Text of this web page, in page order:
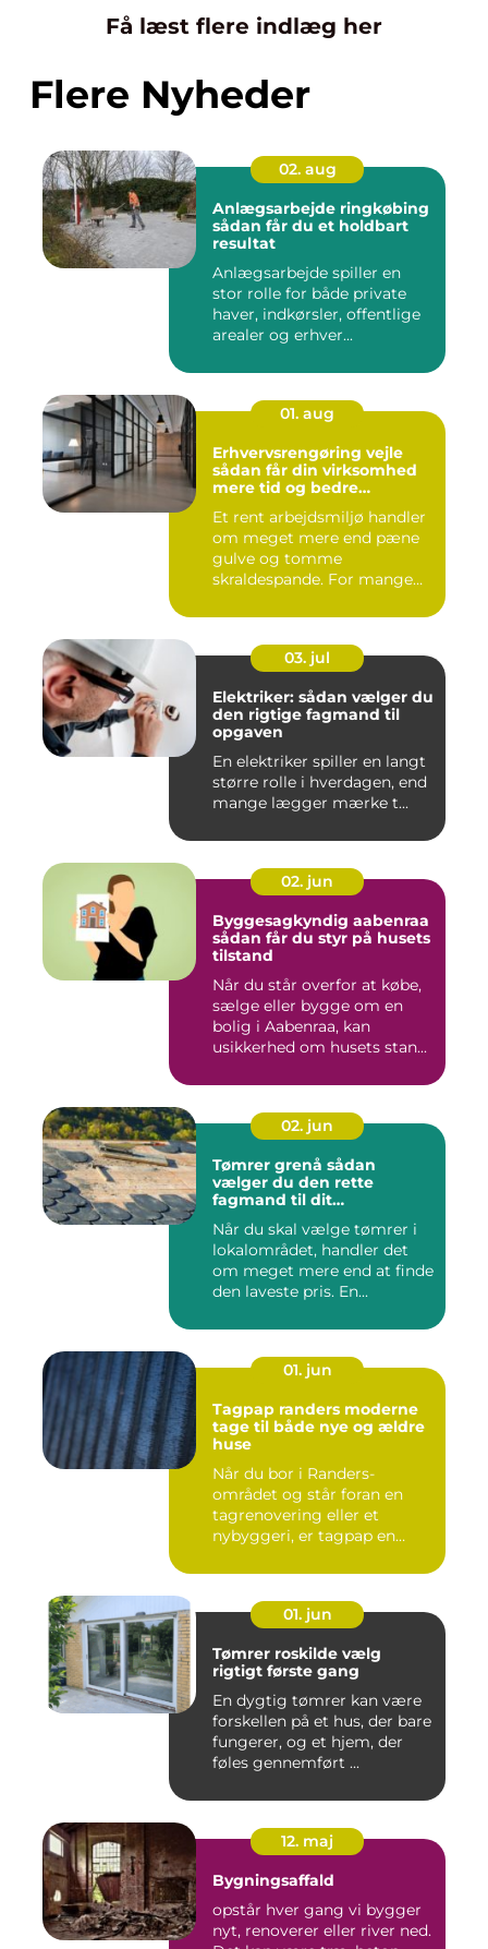
Få læst flere indlæg her
Flere Nyheder
02. aug
Anlægsarbejde ringkøbing
sådan får du et holdbart
resultat
Anlægsarbejde spiller en
stor rolle for både private
haver, indkørsler, offentlige
arealer og erhver...
01. aug
Erhvervsrengøring vejle
sådan får din virksomhed
mere tid og bedre
Et rent arbejdsmiljø handler
om meget mere end pæne
gulve og tomme
skraldespande. For mange
03. jul
Elektriker: sådan vælger du
den rigtige fagmand til
opgaven
En elektriker spiller en langt
større rolle i hverdagen, end
mange lægger mærke t...
02. jun
Byggesagkyndig aabenraa
sådan får du styr på husets
tilstand
Når du står overfor at købe,
sælge eller bygge om en
bolig i Aabenraa, kan
usikkerhed om husets stan...
02. jun
Tømrer grenå sådan
vælger du den rette
fagmand til dit
Når du skal vælge tømrer i
lokalområdet, handler det
om meget mere end at finde
den laveste pris. En...
01. jun
Tagpap randers moderne
tage til både nye og ældre
huse
Når du bor i Randers-
området og står foran en
tagrenovering eller et
nybyggeri, er tagpap en
01. jun
Tømrer roskilde vælg
rigtigt første gang
En dygtig tømrer kan være
forskellen på et hus, der bare
fungerer, og et hjem, der
føles gennemført ...
12. maj
Bygningsaffald
opstår hver gang vi bygger
nyt, renoverer eller river ned.